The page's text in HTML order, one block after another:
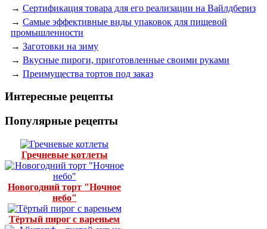
→ Сертификация товара для его реализации на Вайлдбериз
→ Самые эффективные виды упаковок для пищевой
промышленности
→ Заготовки на зиму
→ Вкусные пироги, приготовленные своими руками
→ Преимущества тортов под заказ
Интересные рецепты
Популярные рецепты
Гречневые котлеты
Новогодний торт "Ночное
небо"
Тёртый пирог с вареньем